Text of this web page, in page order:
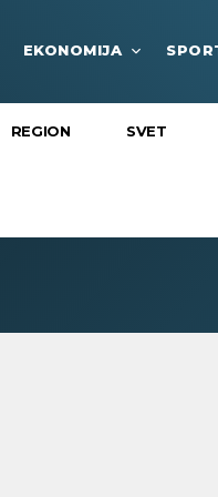
EKONOMIJA
REGION SVET